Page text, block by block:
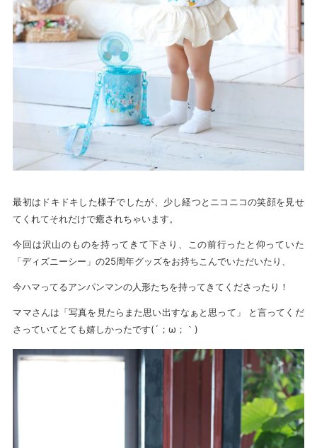
最初はドキドキした様子でしたが、少し経つとニコニコの笑顔を見せ
てくれてそれだけで癒されちゃいます。
今回は沢山のものを持ってきて下さり、この前行ったと仰っていた
「ディズニーシー」の25周年グッズをお持ちこんでいただいたり、
今ハマってるアンパンマンの人形たちを持ってきてくださったり！
ママさんは「写真を見たらまた思い出すなぁと思って」 と言ってくだ
さっていてとても嬉しかったです(´；ω；｀)